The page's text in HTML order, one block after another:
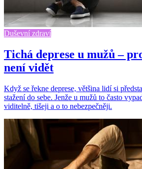
Duševní zdraví
Tichá deprese u mužů –
není vidět
Když se řekne deprese, většina lidí si
stažení do sebe. Jenže u mužů to často
viditelně, tišeji a o to nebezpečněji.